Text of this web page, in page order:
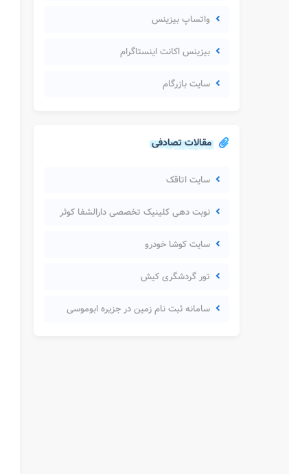
واتساپ بیزینس
بیزینس اکانت اینستاگرام
سایت بازرگام
مقالات تصادفی
سایت اتاقک
نوبت دهی کلینیک تخصصی دارالشفا کوثر
سایت کوشا خودرو
تور گردشگری کیش
سامانه ثبت نام زمین در جزیره ابوموسی